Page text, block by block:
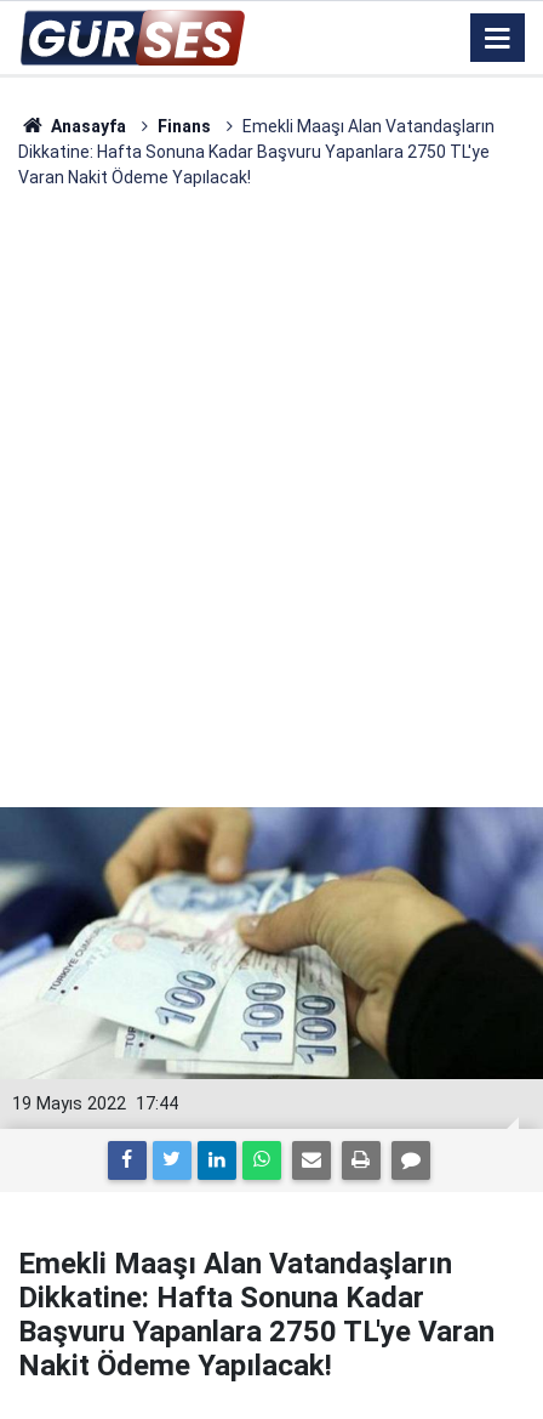
Anasayfa Finans
Emekli Maaşı Alan Vatandaşların
Dikkatine: Hafta Sonuna Kadar Başvuru Yapanlara 2750 TL'ye
Varan Nakit Ödeme Yapılacak!
17:44
19 Mayıs 2022
Emekli Maaşı Alan Vatandaşların
Dikkatine: Hafta Sonuna Kadar
Başvuru Yapanlara 2750 TL'ye Varan
Nakit Ödeme Yapılacak!